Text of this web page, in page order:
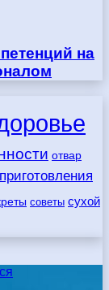
на
отвар
приготовления
советы сухой